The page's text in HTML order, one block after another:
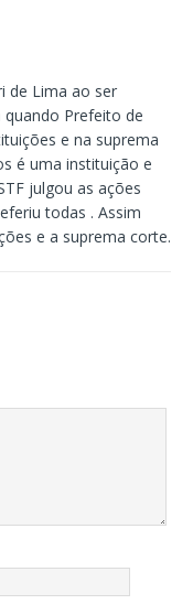
de Lima ao ser
Prefeito de
e na suprema
é uma instituição e
julgou as ações
todas . Assim
e a suprema corte.